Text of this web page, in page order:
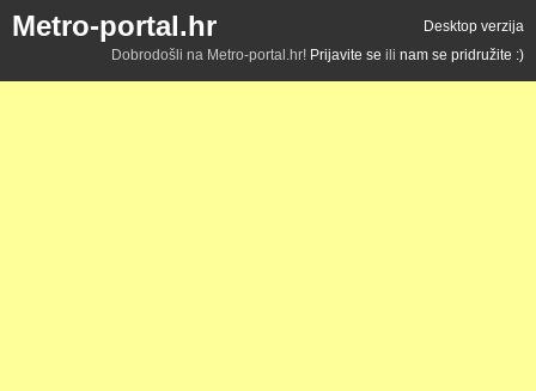
Metro-portal.hr
Desktop verzija
Dobrodošli na Metro-portal.hr! Prijavite se ili nam se pridružite :)